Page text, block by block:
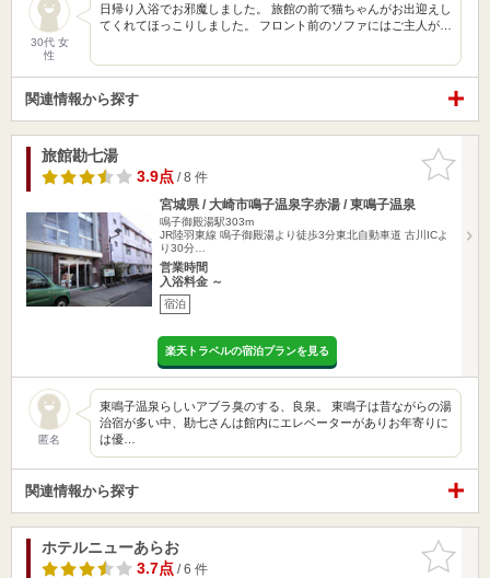
30代 女
性
日帰り入浴でお邪魔しました。 旅館の前で猫ちゃんがお出迎えし
てくれてほっこりしました。 フロント前のソファにはご主人が…
関連情報から探す
お気に入
りに追加
旅館勘七湯
3.9点/ 8 件
宮城県 / 大崎市鳴子温泉字赤湯 / 東鳴子温泉
鳴子御殿湯駅303m
JR陸羽東線 鳴子御殿湯より徒歩3分東北自動車道 古川ICよ
り30分…
営業時間
入浴料金 ～
宿泊
楽天トラベルの宿泊プランを見る
匿名
東鳴子温泉らしいアブラ臭のする、良泉。 東鳴子は昔ながらの湯
治宿が多い中、勘七さんは館内にエレベーターがありお年寄りに
は優…
関連情報から探す
お気に入
りに追加
ホテルニューあらお
3.7点/ 6 件